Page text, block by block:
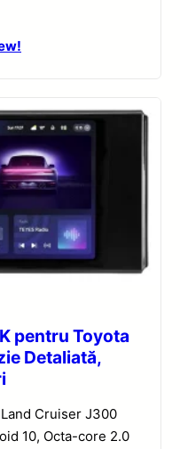
pentru Toyota
Detaliată,
Cruiser J300
10, Octa-core 2.0